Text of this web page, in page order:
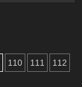
110 111 112